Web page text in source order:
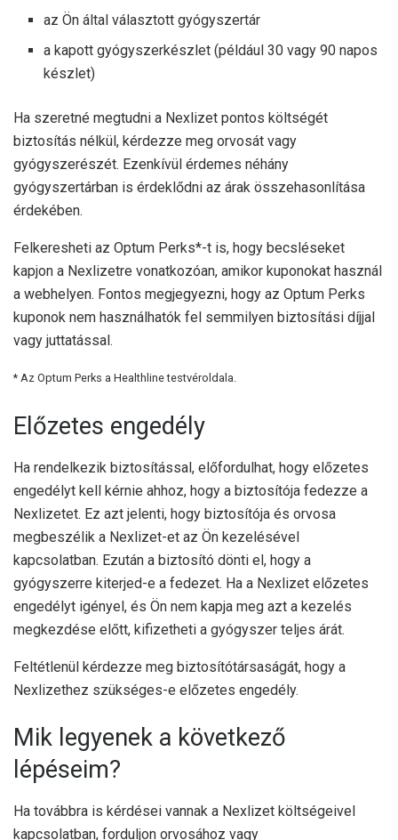
az Ön által választott gyógyszertár
a kapott gyógyszerkészlet (például 30 vagy 90 napos
készlet)
Ha szeretné megtudni a Nexlizet pontos költségét
biztosítás nélkül, kérdezze meg orvosát vagy
gyógyszerészét. Ezenkívül érdemes néhány
gyógyszertárban is érdeklődni az árak összehasonlítása
érdekében.
Felkeresheti az Optum Perks*-t is, hogy becsléseket
kapjon a Nexlizetre vonatkozóan, amikor kuponokat használ
a webhelyen. Fontos megjegyezni, hogy az Optum Perks
kuponok nem használhatók fel semmilyen biztosítási díjjal
vagy juttatással.
* Az Optum Perks a Healthline testvéroldala.
Előzetes engedély
Ha rendelkezik biztosítással, előfordulhat, hogy előzetes
engedélyt kell kérnie ahhoz, hogy a biztosítója fedezze a
Nexlizetet. Ez azt jelenti, hogy biztosítója és orvosa
megbeszélik a Nexlizet-et az Ön kezelésével
kapcsolatban. Ezután a biztosító dönti el, hogy a
gyógyszerre kiterjed-e a fedezet. Ha a Nexlizet előzetes
engedélyt igényel, és Ön nem kapja meg azt a kezelés
megkezdése előtt, kifizetheti a gyógyszer teljes árát.
Feltétlenül kérdezze meg biztosítótársaságát, hogy a
Nexlizethez szükséges-e előzetes engedély.
Mik legyenek a következő
lépéseim?
Ha továbbra is kérdései vannak a Nexlizet költségeivel
kapcsolatban, forduljon orvosához vagy